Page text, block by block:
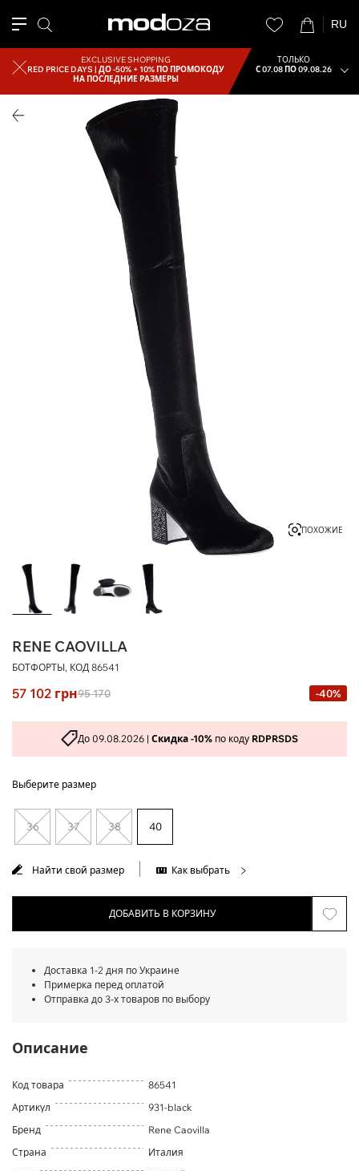
RU
EXCLUSIVE SHOPPING
RED PRICE DAYS |ДО -50% + 10% ПО ПРОМОКОДУ
НА ПОСЛЕДНИЕ РАЗМЕРЫ
ТОЛЬКО
С 07.08 ПО 09.08.26
ПОХОЖИЕ
RENE CAOVILLA
БОТФОРТЫ, КОД 86541
57 102 грн95 170 -40%
До 09.08.2026 | Скидка -10% по коду RDPRSDS
Выберите размер
36 37 38 40
Найти свой размер Как выбрать
ДОБАВИТЬ В КОРЗИНУ
Доставка 1-2 дня по Украине
Примерка перед оплатой
Отправка до 3-х товаров по выбору
Описание
Код товара
86541
Артикул
931-black
Бренд
Rene Caovilla
Страна
Италия